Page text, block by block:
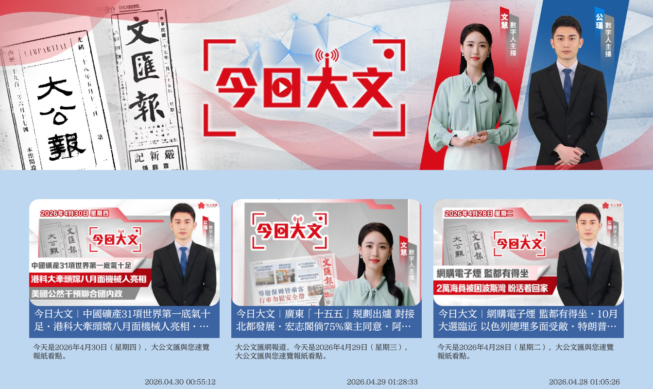
今日大文｜中國礦產31項世界第一底氣十
足·港科大牽頭嫦八月面機械人亮相·美
國公然干預聯合國內政（4月30日）
今天是2026年4月30日（星期四），大公文匯與您速覽
報紙看點。
2026.04.30 00:55:12
今日大文｜廣東「十五五」規劃出爐 對接
北都發展·宏志閣倘75%業主同意·阿聯
酋5月1日退出OPEC（4月29日）
大公文匯網報道，今天是2026年4月29日（星期三），
大公文匯與您速覽報紙看點。
2026.04.29 01:28:33
今日大文｜網購電子煙 監都有得坐·10月
大選臨近 以色列總理多面受敵·特朗普死
撐非驚慌失措跌倒（4月28日）
今天是2026年4月28日（星期二），大公文匯與您速覽
報紙看點。
2026.04.28 01:05:26